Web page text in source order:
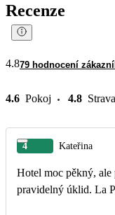
Recenze
4.879 hodnocení
4.6 Pokoj 4.8 Strava
4 Kateřina
Hotel moc pěkný,